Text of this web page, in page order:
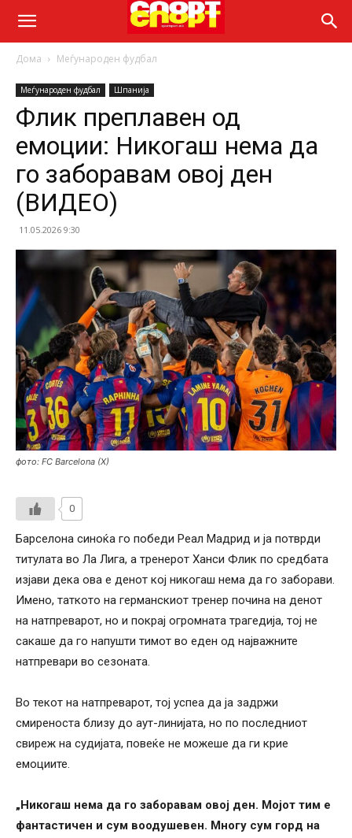
Дома Меѓународен фудбал
Меѓународен фудбал Шпанија
Флик преплавен од
емоции: Никогаш нема да
го заборавам овој ден
(ВИДЕО)
11.05.2026 9:30
фото: FC Barcelona (X)
0
Барселона синоќа го победи Реал Мадрид и ја потврди
титулата во Ла Лига, а тренерот Ханси Флик по средбата
изјави дека ова е денот кој никогаш нема да го заборави.
Имено, таткото на германскиот тренер почина на денот
на натпреварот, но и покрај огромната трагедија, тој не
сакаше да го напушти тимот во еден од најважните
натпревари во сезоната.
Во текот на натпреварот, тој успеа да ја задржи
смиреноста близу до аут-линијата, но по последниот
свиреж на судијата, повеќе не можеше да ги крие
емоциите.
„Никогаш нема да го заборавам овој ден. Мојот тим е
фантастичен и сум воодушевен. Многу сум горд на